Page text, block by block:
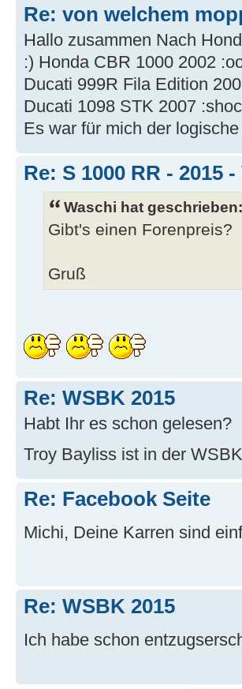
Re: von welchem
Hallo zusammen Nach
:) Honda CBR 1000 2002
Ducati 999R Fila Edition
Ducati 1098 STK 2007
Es war für mich der
Re: S 1000 RR - 2015
Waschi hat geschrieben:
Gibt's einen Forenpreis?
Gruß
Re: WSBK 2015
Habt Ihr es schon gelesen?
Troy Bayliss ist in der
Re: Facebook Seite
Michi, Deine Karren sind
Re: WSBK 2015
Ich habe schon